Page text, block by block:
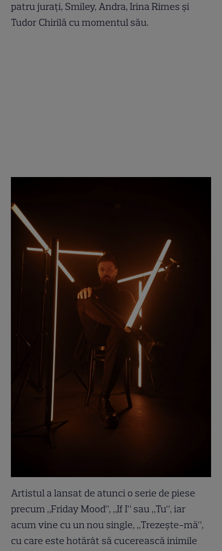
patru jurați, Smiley, Andra, Irina Rimes și
Tudor Chirilă cu momentul său.
Artistul a lansat de atunci o serie de piese
precum „Friday Mood”, „If I” sau „Tu”, iar
acum vine cu un nou single, „Trezește-mă”,
cu care este hotărât să cucerească inimile